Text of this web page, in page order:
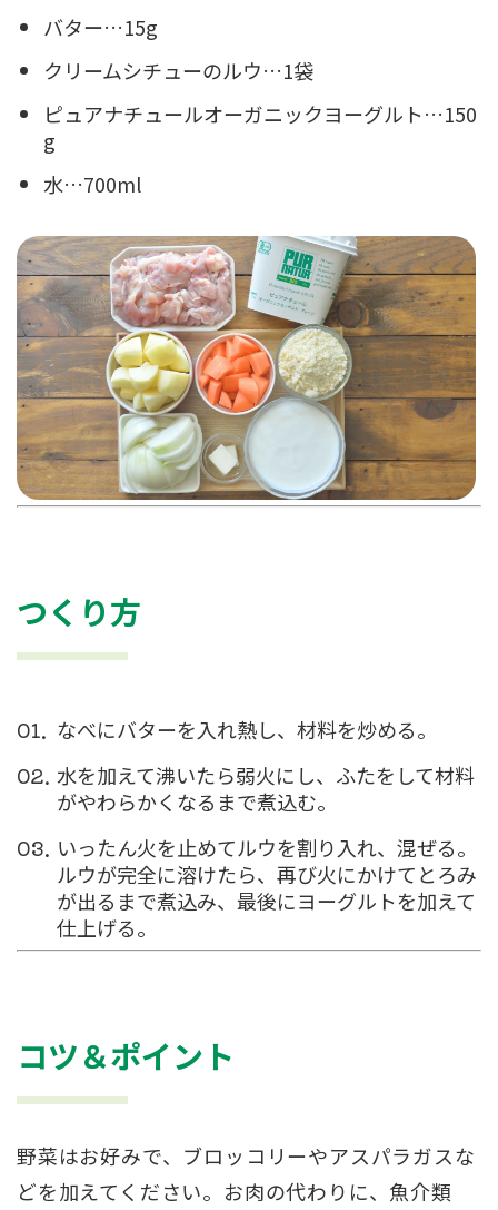
バター…15g
クリームシチューのルウ…1袋
ピュアナチュールオーガニックヨーグルト…150
g
⽔…700ml
つくり方
なべにバターを⼊れ熱し、材料を炒める。
⽔を加えて沸いたら弱⽕にし、ふたをして材料
がやわらかくなるまで煮込む。
いったん火を止めてルウを割り入れ、混ぜる。
ルウが完全に溶けたら、再び火にかけてとろみ
が出るまで煮込み、最後にヨーグルトを加えて
仕上げる。
コツ＆ポイント
野菜はお好みで、ブロッコリーやアスパラガスな
どを加えてください。お肉の代わりに、魚介類